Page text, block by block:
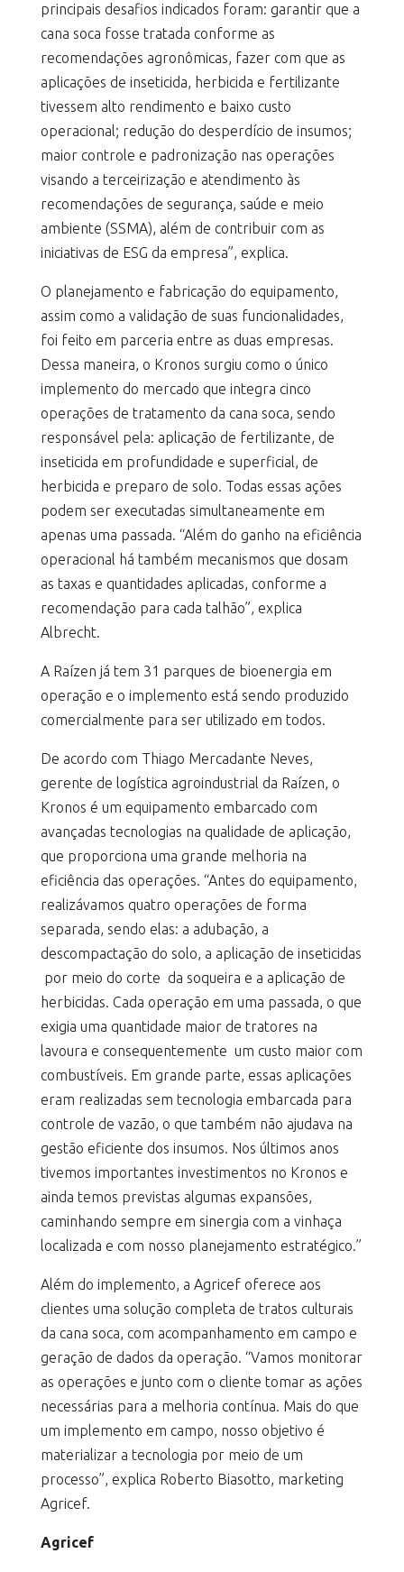
principais desafios indicados foram: garantir que a
cana soca fosse tratada conforme as
recomendações agronômicas, fazer com que as
aplicações de inseticida, herbicida e fertilizante
tivessem alto rendimento e baixo custo
operacional; redução do desperdício de insumos;
maior controle e padronização nas operações
visando a terceirização e atendimento às
recomendações de segurança, saúde e meio
ambiente (SSMA), além de contribuir com as
iniciativas de ESG da empresa”, explica.
O planejamento e fabricação do equipamento,
assim como a validação de suas funcionalidades,
foi feito em parceria entre as duas empresas.
Dessa maneira, o Kronos surgiu como o único
implemento do mercado que integra cinco
operações de tratamento da cana soca, sendo
responsável pela: aplicação de fertilizante, de
inseticida em profundidade e superficial, de
herbicida e preparo de solo. Todas essas ações
podem ser executadas simultaneamente em
apenas uma passada. “Além do ganho na eficiência
operacional há também mecanismos que dosam
as taxas e quantidades aplicadas, conforme a
recomendação para cada talhão”, explica
Albrecht.
A Raízen já tem 31 parques de bioenergia em
operação e o implemento está sendo produzido
comercialmente para ser utilizado em todos.
De acordo com Thiago Mercadante Neves,
gerente de logística agroindustrial da Raízen, o
Kronos é um equipamento embarcado com
avançadas tecnologias na qualidade de aplicação,
que proporciona uma grande melhoria na
eficiência das operações. “Antes do equipamento,
realizávamos quatro operações de forma
separada, sendo elas: a adubação, a
descompactação do solo, a aplicação de inseticidas
por meio do corte da soqueira e a aplicação de
herbicidas. Cada operação em uma passada, o que
exigia uma quantidade maior de tratores na
lavoura e consequentemente um custo maior com
combustíveis. Em grande parte, essas aplicações
eram realizadas sem tecnologia embarcada para
controle de vazão, o que também não ajudava na
gestão eficiente dos insumos. Nos últimos anos
tivemos importantes investimentos no Kronos e
ainda temos previstas algumas expansões,
caminhando sempre em sinergia com a vinhaça
localizada e com nosso planejamento estratégico.”
Além do implemento, a Agricef oferece aos
clientes uma solução completa de tratos culturais
da cana soca, com acompanhamento em campo e
geração de dados da operação. “Vamos monitorar
as operações e junto com o cliente tomar as ações
necessárias para a melhoria contínua. Mais do que
um implemento em campo, nosso objetivo é
materializar a tecnologia por meio de um
processo”, explica Roberto Biasotto, marketing
Agricef.
Agricef